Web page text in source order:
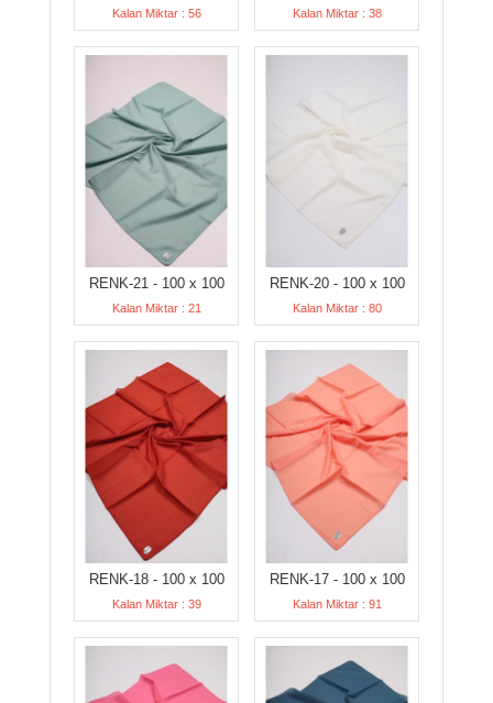
Kalan Miktar : 56 Kalan Miktar : 38
RENK-21 - 100 x 100
Kalan Miktar : 21
RENK-20 - 100 x 100
Kalan Miktar : 80
RENK-18 - 100 x 100
Kalan Miktar : 39
RENK-17 - 100 x 100
Kalan Miktar : 91